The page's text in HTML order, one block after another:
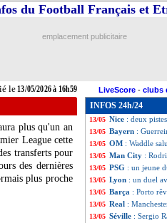
le13/05/2026 à 16h59
du Football Français et
emplacement publicitaire
LiveScore - clubs
plus qu'un an
League cette
transferts pour
des dernières
plus proche
INFOS 24h/24
13/05 PHOTO: la
13/05 L2: Le Mans
13/05 Angers : un an
13/05 L1: Brest-
13/05 Nice : deux
13/05 Bayern :
13/05 OM : Waddle
13/05 Man City :
13/05 PSG : un jeune
13/05 Lyon : un duel
13/05 Barça : Porto
13/05 Real :
13/05 Séville : Sergio